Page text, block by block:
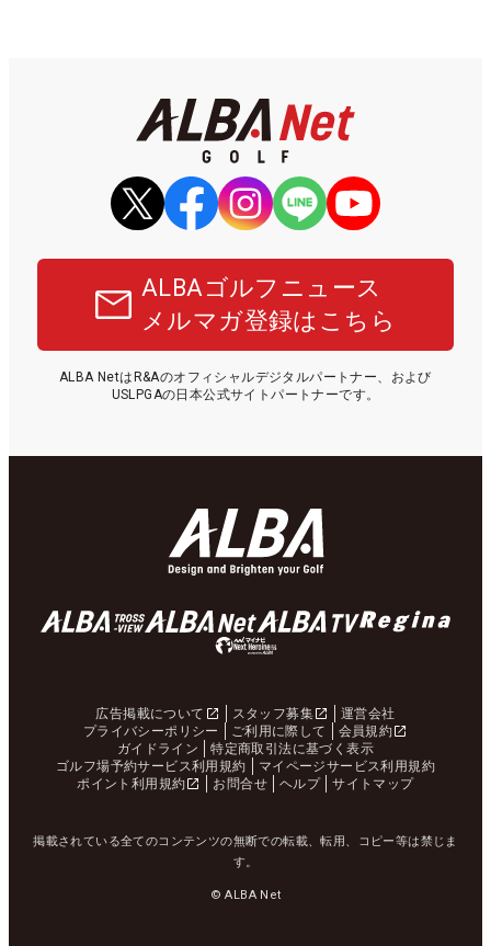
ALBAゴルフニュース
メルマガ登録はこちら
ALBA NetはR&Aのオフィシャルデジタルパートナー、および
USLPGAの日本公式サイトパートナーです。
広告掲載について スタッフ募集
運営会社
プライバシーポリシー
ご利用に際して
会員規約
ガイドライン
特定商取引法に基づく表示
ゴルフ場予約サービス利用規約
マイページサービス利用規約
ポイント利用規約
お問合せ ヘルプ サイトマップ
掲載されている全てのコンテンツの無断での転載、転用、コピー等は禁じま
す。
© ALBA Net